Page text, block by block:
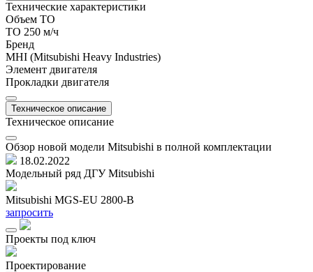
Технические характеристики
Объем ТО
ТО 250 м/ч
Бренд
MHI (Mitsubishi Heavy Industries)
Элемент двигателя
Прокладки двигателя
Техническое описание
Техническое описание
Обзор новой модели Mitsubishi в полной комплектации
18.02.2022
Модельный ряд ДГУ Mitsubishi
Mitsubishi MGS-EU 2800-B
запросить
Проекты под ключ
Проектирование